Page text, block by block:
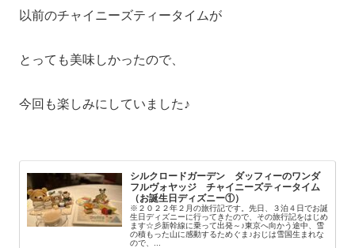
以前のチャイニーズティータイムが
とっても美味しかったので、
今回も楽しみにしていました♪
シルクロードガーデン ダッフィーのワンダ
フルヴォヤッジ チャイニーズティータイム
（お誕生日ディズニー①）
※２０２２年２月の旅行記です。先日、３泊４日でお誕
生日ディズニーに行ってきたので、その旅行記をはじめ
ます☆彡新幹線に乗って出発～♪東京へ向かう途中、雪
の積もった山に感動するためぐま♪おじは雪国生まれな
ので、...